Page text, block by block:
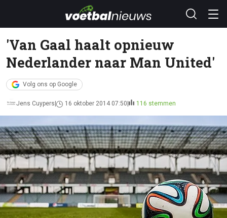
'Van Gaal haalt opnieuw
Nederlander naar Man United'
Volg ons op Google
Jens Cuypers 16 oktober 2014 07:50 116 stemmen